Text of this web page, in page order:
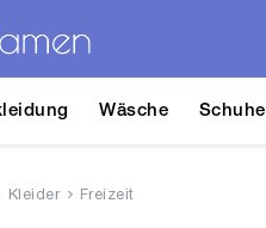
Wäsche Schuhe
Kleider Freizeit